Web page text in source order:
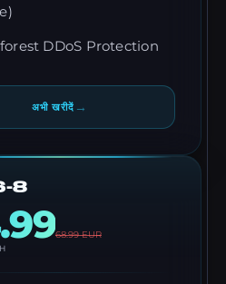
DDoS Protection
अभी खरीदें →
8
68.99EUR